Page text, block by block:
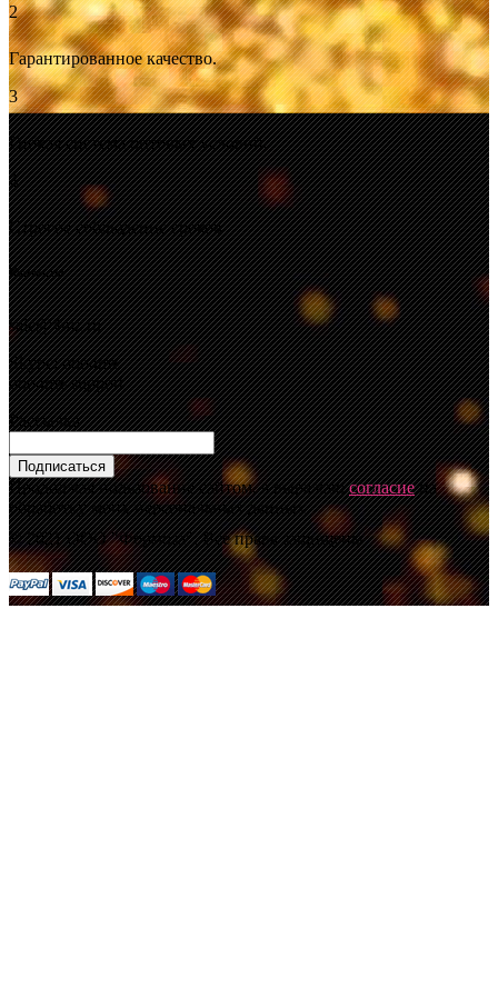
2
Гарантированное качество.
3
Гибкая система оптовых условий.
4
Строгое соблюдение сроков
Контакты
sale@4mz.ru
Skype: ooo4mz
ooo4mz-support
Рассылка
Подписаться
Продолжая пользование сайтом, я выражаюсогласиена
обработку моих персональных данных.
© 2021 ООО "Формоза". Все права защищены.